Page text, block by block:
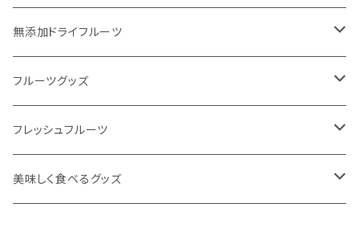
無添加ドライフルーツ
ドライフルーツで #おきかえおやつ
定番人気のドライフルーツ
季節フルーツの新作ドライフルーツ
フルーツグッズ
飲むフルーツゼリー
無添加フルーツジャム
フレッシュフルーツ
フルーツ定期便
美味しく食べるグッズ